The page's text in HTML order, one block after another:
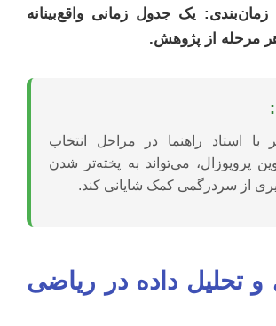
زمان‌بندی: یک جدول زمانی واقع‌بینانه
مرحله از پژوهش.
با استاد راهنما در مراحل انتخاب
پروپوزال، می‌تواند به پخته‌تر شدن
از سردرگمی کمک شایانی کند.
و تحلیل داده در ریاضی